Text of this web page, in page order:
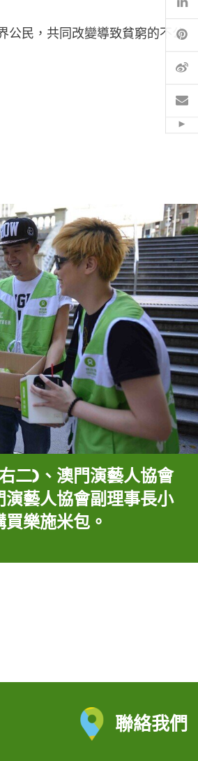
公民，共同改變導致貧窮的不公
二)、澳門演藝人協會
藝人協會副理事長小
樂施米包。
聯絡我們